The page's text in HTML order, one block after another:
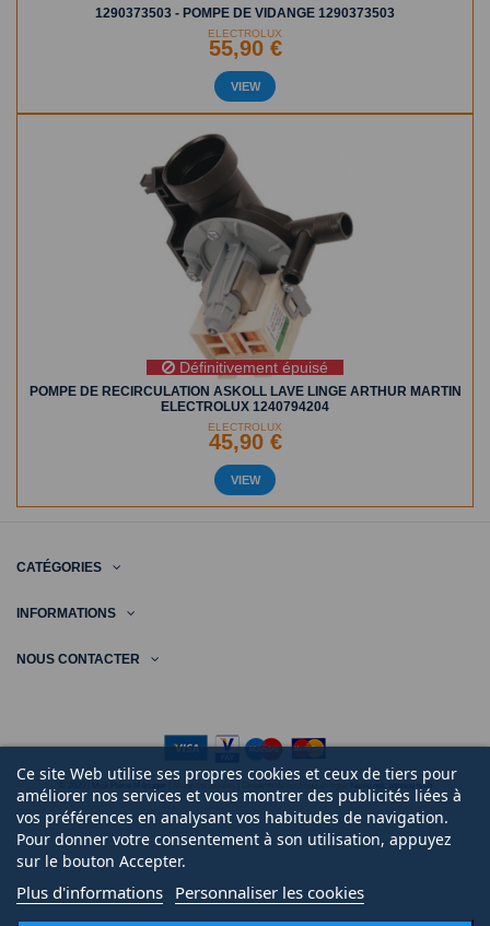
1290373503 - POMPE DE VIDANGE 1290373503
ELECTROLUX
55,90 €
VIEW
Définitivement épuisé
POMPE DE RECIRCULATION ASKOLL LAVE LINGE ARTHUR MARTIN
ELECTROLUX 1240794204
ELECTROLUX
45,90 €
VIEW
CATÉGORIES
INFORMATIONS
NOUS CONTACTER
Ce site Web utilise ses propres cookies et ceux de tiers pour
améliorer nos services et vous montrer des publicités liées à
vos préférences en analysant vos habitudes de navigation.
Pour donner votre consentement à son utilisation, appuyez
sur le bouton Accepter.
Plus d'informations Personnaliser les cookies
Mentions légales Keole.net, agence web